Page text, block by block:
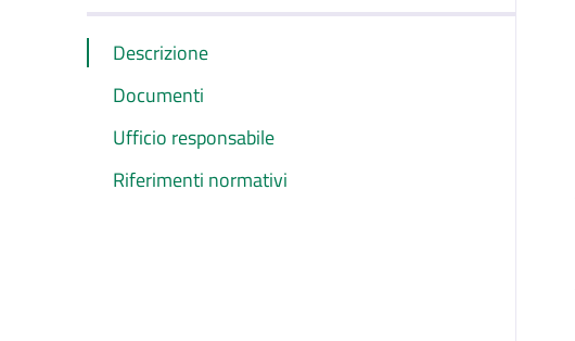
Descrizione
Documenti
Ufficio responsabile
Riferimenti normativi